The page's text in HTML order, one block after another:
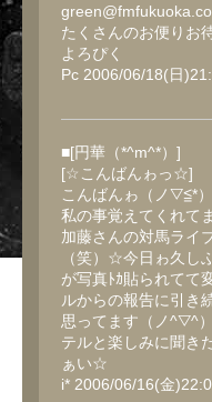
たくさんのお便りお
よろぴく
Pc 2006/06/18(日
■[円華（*^m^*）]
[☆こんばんゎっ☆]
こんばんゎ（ノ▽≦*）
私の事覚えてくれて
加藤さんの対馬ライ
（笑）☆今日ゎ久し
が写真ﾄｶ貼られてて
ルからの報告に引き
思ってます（ノ^▽^
テルと楽しみに聞き
ぁい☆
i* 2006/06/16(金